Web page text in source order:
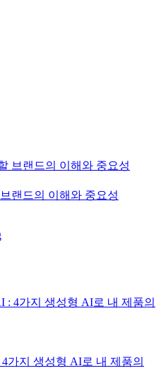
랜드의 이해와 중요성
가지 생성형 AI로 내 제품의